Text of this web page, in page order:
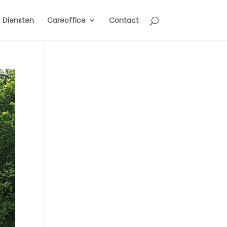
Diensten Careoffice Contact